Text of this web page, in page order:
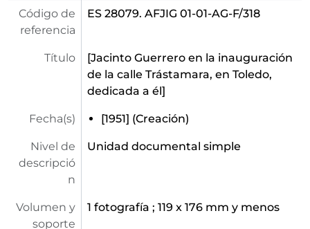
Código de
referencia
ES 28079. AFJIG 01-01-AG-F/318
Título
[Jacinto Guerrero en la inauguración
de la calle Trástamara, en Toledo,
dedicada a él]
Fecha(s) [1951] (Creación)
Nivel de
descripció
n
Unidad documental simple
Volumen y
soporte
1 fotografía ; 119 x 176 mm y menos